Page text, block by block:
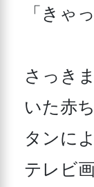
「きゃ
さっき
いた赤
タンに
テレビ